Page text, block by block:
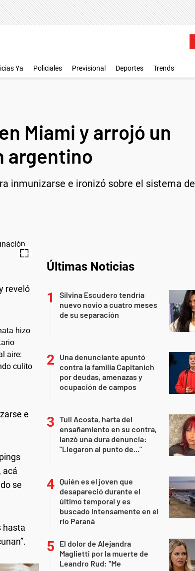
Ya Policiales Previsional Deportes Trends
Miami y arrojó un
argentino
inmunizarse e ironizó sobre el sistema de
reveló
e
acá
se
hasta
Últimas Noticias
Silvina Escudero tendría
nuevo novio a cuatro meses
de su separación
Una denunciante apuntó
contra la familia Capitanich
por deudas, amenazas y
ocupación de campos
Tuli Acosta, harta del
ensañamiento en su contra,
lanzó una dura denuncia:
"Llegaron al punto de..."
Quién es el joven que
desapareció durante el
último temporal y es
buscado intensamente en el
río Paraná
El dolor de Alejandra
Maglietti por la muerte de
Leandro Rud: "Me